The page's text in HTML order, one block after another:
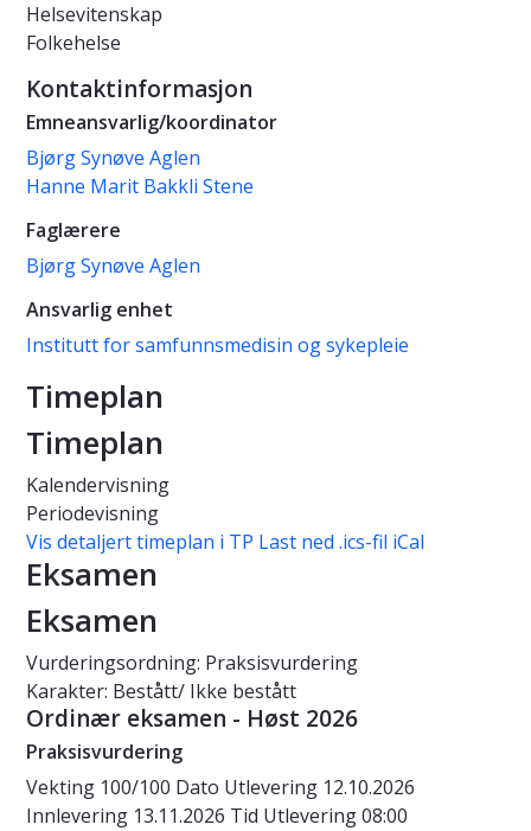
Helsevitenskap
Folkehelse
Kontaktinformasjon
Emneansvarlig/koordinator
Bjørg Synøve Aglen
Hanne Marit Bakkli Stene
Faglærere
Bjørg Synøve Aglen
Ansvarlig enhet
Institutt for samfunnsmedisin og sykepleie
Timeplan
Timeplan
Kalendervisning
Periodevisning
Vis detaljert timeplan i TP Last ned .ics-fil iCal
Eksamen
Eksamen
Vurderingsordning: Praksisvurdering
Karakter: Bestått/ Ikke bestått
Ordinær eksamen - Høst 2026
Praksisvurdering
Vekting 100/100 Dato Utlevering 12.10.2026
Innlevering 13.11.2026 Tid Utlevering 08:00